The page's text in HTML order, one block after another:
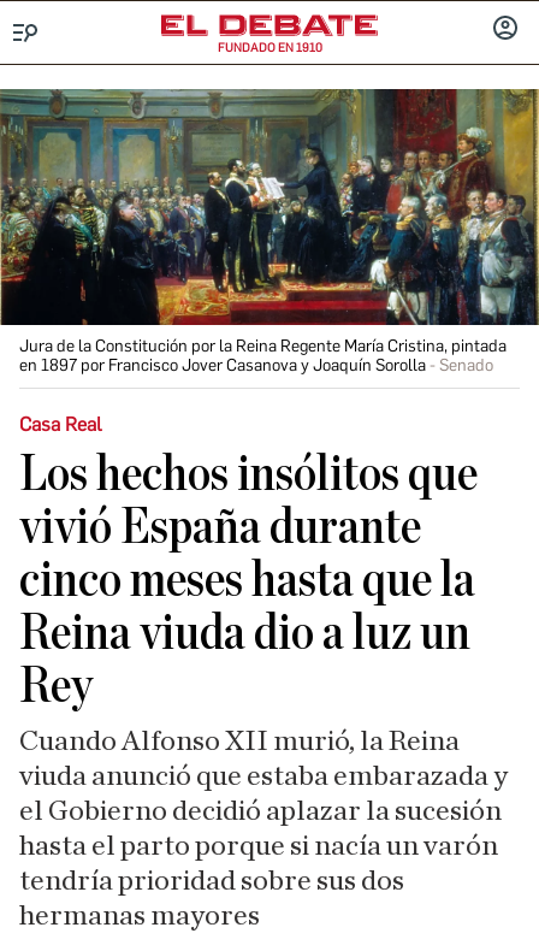
FUNDADO EN 1910
Jura de la Constitución por la Reina Regente María Cristina, pintada
en 1897 por Francisco Jover Casanova y Joaquín Sorolla
Senado
Casa Real
Los hechos insólitos que
vivió España durante
cinco meses hasta que la
Reina viuda dio a luz un
Rey
Cuando Alfonso XII murió, la Reina
viuda anunció que estaba embarazada y
el Gobierno decidió aplazar la sucesión
hasta el parto porque si nacía un varón
tendría prioridad sobre sus dos
hermanas mayores